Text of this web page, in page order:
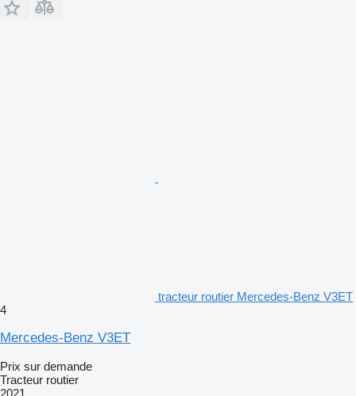
tracteur routier Mercedes-Benz V3ET
4
Mercedes-Benz V3ET
Prix sur demande
Tracteur routier
2021